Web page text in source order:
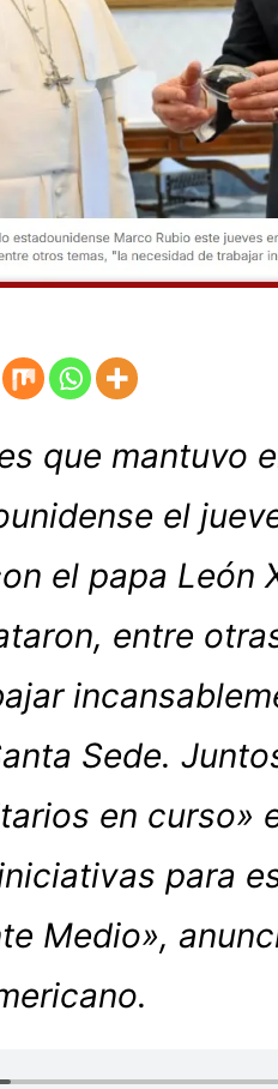
que mantuvo
el
el papa León
entre
Sede.
en curso»
para
Medio»,